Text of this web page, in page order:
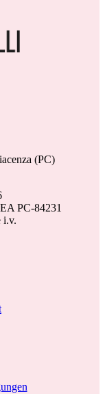
(PC)
PC-84231
i.v.